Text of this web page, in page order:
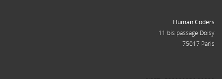
Human Coders
11 bis passage Doisy
75017 Paris